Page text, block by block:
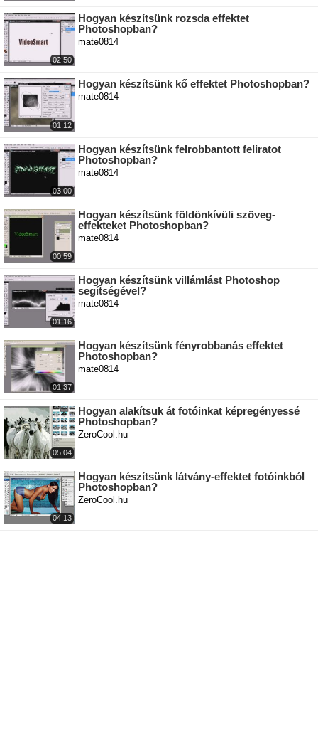
02:50
Hogyan készítsünk rozsda effektet
Photoshopban?
mate0814
01:12
Hogyan készítsünk kő effektet Photoshopban?
mate0814
03:00
Hogyan készítsünk felrobbantott feliratot
Photoshopban?
mate0814
00:59
Hogyan készítsünk földönkívüli szöveg-
effekteket Photoshopban?
mate0814
01:16
Hogyan készítsünk villámlást Photoshop
segítségével?
mate0814
01:37
Hogyan készítsünk fényrobbanás effektet
Photoshopban?
mate0814
05:04
Hogyan alakítsuk át fotóinkat képregényessé
Photoshopban?
ZeroCool.hu
04:13
Hogyan készítsünk látvány-effektet fotóinkból
Photoshopban?
ZeroCool.hu